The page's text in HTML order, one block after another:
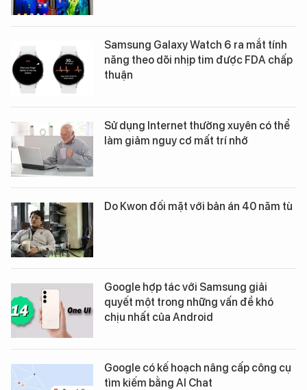
Samsung Galaxy Watch 6 ra mắt tính
năng theo dõi nhịp tim được FDA chấp
thuận
Sử dụng Internet thường xuyên có thể
làm giảm nguy cơ mất trí nhớ
Do Kwon đối mặt với bản án 40 năm tù
Google hợp tác với Samsung giải
quyết một trong những vấn đề khó
chịu nhất của Android
Google có kế hoạch nâng cấp công cụ
tìm kiếm bằng AI Chat